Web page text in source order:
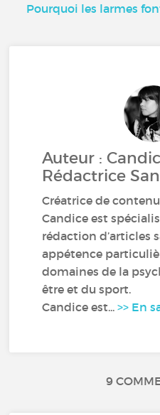
Pourquoi les larmes
Auteur :
Rédactrice
Créatrice de
Candice est
rédaction d’articles
appétence
domaines de la
être et du sport.
Candice est...>> En
9